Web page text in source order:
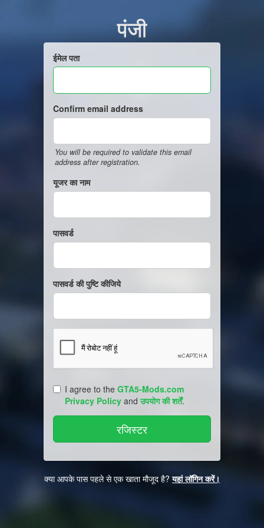
पंजी
ईमेल पता
Confirm email address
You will be required to validate this email
address after registration.
यूजर का नाम
पासवर्ड
पासवर्ड की पुष्टि कीजिये
I agree to the GTA5-Mods.com
Privacy Policy andउपयोग की शर्तें.
क्या आपके पास पहले से एक खाता मौजूद है?यहां लॉगिन करें।